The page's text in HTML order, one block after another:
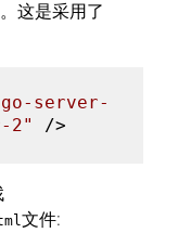
这是采用了
server-
2" />
文件: